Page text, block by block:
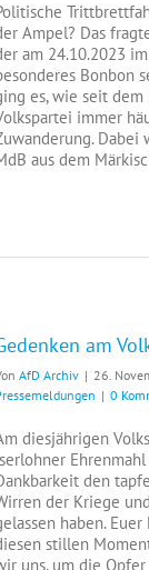
Ampel? Das
am 24.10.2023
Bonbon
es, wie seit
immer
Dabei
aus dem
am
AfD Archiv | 26.
| 0
diesjährigen
den
der Kriege
haben.
stillen
uns, um die